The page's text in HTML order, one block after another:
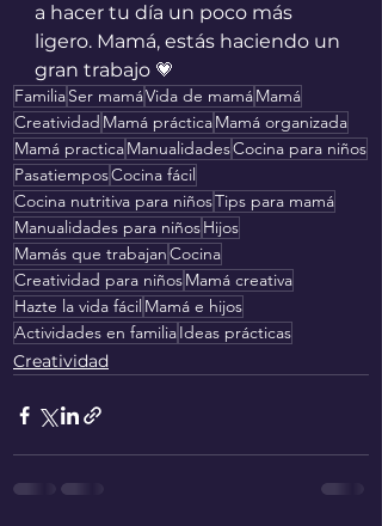
a hacer tu día un poco más
ligero. Mamá, estás haciendo un
gran trabajo 💗
FamiliaSer mamáVida de mamáMamá
Creatividad Mamá prácticaMamá organizada
Mamá practicaManualidadesCocina para niños
PasatiemposCocina fácil
Cocina nutritiva para niñosTips para mamá
Manualidades para niñosHijos
Mamás que trabajanCocina
Creatividad para niñosMamá creativa
Hazte la vida fácil Mamá e hijos
Actividades en familiaIdeas prácticas
Creatividad